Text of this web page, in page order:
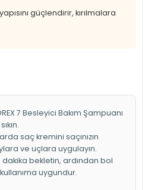
güçlendirir, kırılmalara
7 Besleyici Bakım Şampuanı
saç kremini saçınızın
ve uçlara uygulayın.
dakika bekletin, ardından bol
uygundur.